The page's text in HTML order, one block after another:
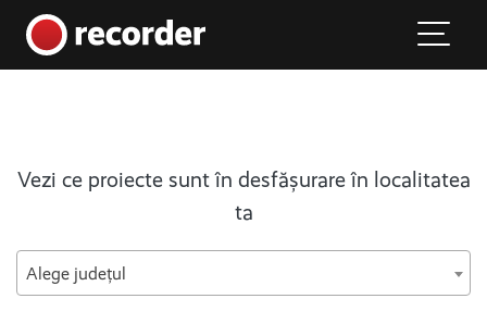
Main Navigation
Vezi ce proiecte sunt în desfășurare în localitatea
ta
Alege județul